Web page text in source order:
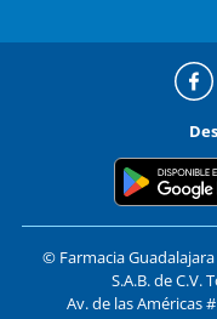
© Farmacia
S.A.B. de C.V.
Av. de las Américas